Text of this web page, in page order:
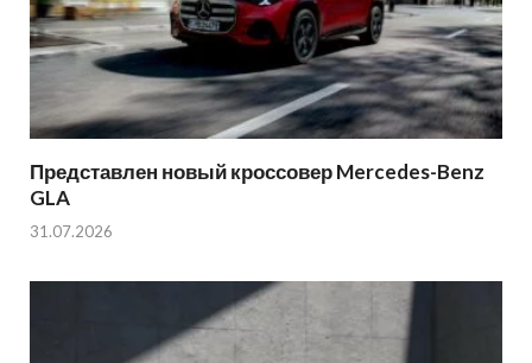
Представлен новый кроссовер Mercedes-Benz
GLA
31.07.2026